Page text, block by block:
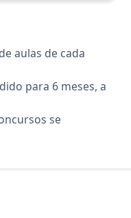
aulas de cada
para 6 meses, a
se